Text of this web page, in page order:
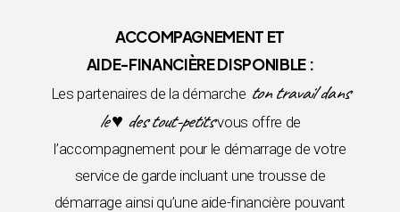
ACCOMPAGNEMENT ET
AIDE-FINANCIÈRE DISPONIBLE :
Les partenaires de la démarche ton travail dans
le ♥ des tout-petitsvous offre de
l’accompagnement pour le démarrage de votre
service de garde incluant une trousse de
démarrage ainsi qu’une aide-financière pouvant